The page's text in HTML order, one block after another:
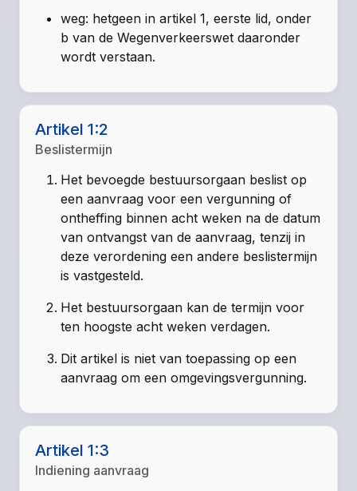
weg: hetgeen in artikel 1, eerste lid, onder
b van de Wegenverkeerswet daaronder
wordt verstaan.
Artikel 1:2
Beslistermijn
Het bevoegde bestuursorgaan beslist op
een aanvraag voor een vergunning of
ontheffing binnen acht weken na de datum
van ontvangst van de aanvraag, tenzij in
deze verordening een andere beslistermijn
is vastgesteld.
Het bestuursorgaan kan de termijn voor
ten hoogste acht weken verdagen.
Dit artikel is niet van toepassing op een
aanvraag om een omgevingsvergunning.
Artikel 1:3
Indiening aanvraag